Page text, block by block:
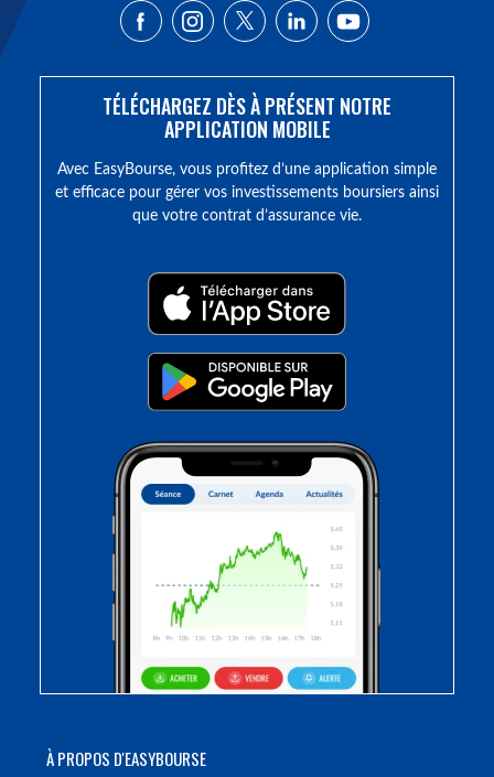
À PROPOS D'EASYBOURSE
TÉLÉCHARGEZ DÈS À PRÉSENT NOTRE
APPLICATION MOBILE
Avec EasyBourse, vous profitez d’une application simple
et efficace pour gérer vos investissements boursiers ainsi
que votre contrat d’assurance vie.